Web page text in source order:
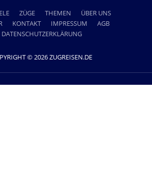
ZÜGE THEMEN
ÜBER UNS
KONTAKT IMPRESSUM
AGB
DATENSCHUTZERKLÄRUNG
© 2026 ZUGREISEN.DE